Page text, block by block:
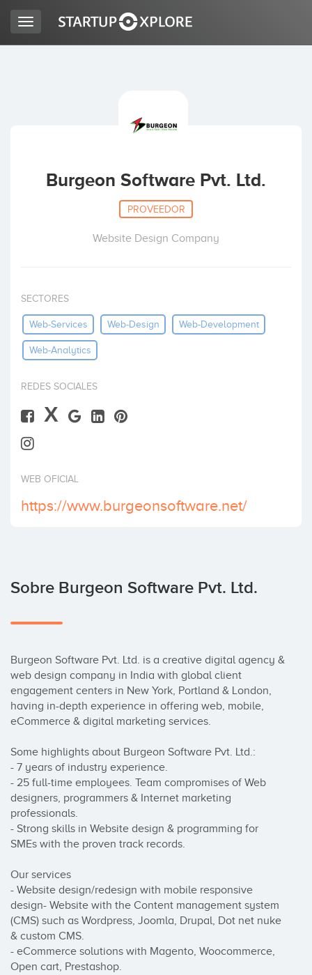
ACCESO
Invertir
Toggle
navigation
Burgeon Software Pvt. Ltd.
PROVEEDOR
Website Design Company
SECTORES
Web-Services Web-Design Web-Development
Web-Analytics
REDES SOCIALES
X
WEB OFICIAL
https://www.burgeonsoftware.net/
Sobre Burgeon Software Pvt. Ltd.
Burgeon Software Pvt. Ltd. is a creative digital agency &
web design company in India with global client
engagement centers in New York, Portland & London,
having in-depth experience in offering web, mobile,
eCommerce & digital marketing services.
Some highlights about Burgeon Software Pvt. Ltd.:
- 7 years of industry experience.
- 25 full-time employees. Team compromises of Web
designers, programmers & Internet marketing
professionals.
- Strong skills in Website design & programming for
SMEs with the proven track records.
Our services
- Website design/redesign with mobile responsive
design- Website with the Content management system
(CMS) such as Wordpress, Joomla, Drupal, Dot net nuke
& custom CMS.
- eCommerce solutions with Magento, Woocommerce,
Open cart, Prestashop.